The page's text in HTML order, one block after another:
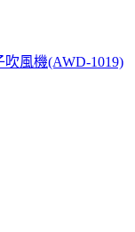
風機(AWD-1019)